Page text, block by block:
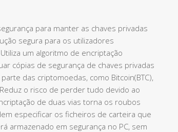
para manter as chaves privadas
segura para os utilizadores
um algoritmo de encriptação
cópias de segurança de chaves privadas
das criptomoedas, como Bitcoin(BTC),
Reduz o risco de perder tudo devido ao
de duas vias torna os roubos
especificar os ficheiros de carteira que
armazenado em segurança no PC, sem